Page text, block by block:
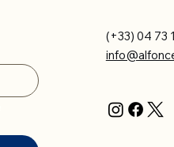
(+33) 04 73